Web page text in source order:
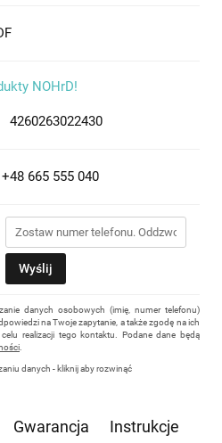
NOHrD!
4260263022430
665 555 040
Wyślij
danych osobowych (imię, numer telefonu)
na Twoje zapytanie, a także zgodę na ich
realizacji tego kontaktu. Podane dane będą
danych - kliknij aby rozwinąć
kontaktując się z administratorem, np.
Gwarancja Instrukcje